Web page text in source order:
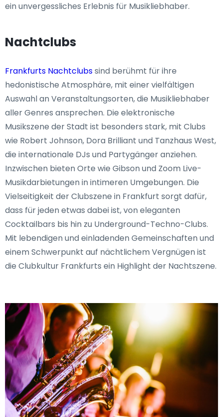
ein unvergessliches Erlebnis für Musikliebhaber.
Nachtclubs
Frankfurts Nachtclubssind berühmt für ihre
hedonistische Atmosphäre, mit einer vielfältigen
Auswahl an Veranstaltungsorten, die Musikliebhaber
aller Genres ansprechen. Die elektronische
Musikszene der Stadt ist besonders stark, mit Clubs
wie Robert Johnson, Dora Brilliant und Tanzhaus West,
die internationale DJs und Partygänger anziehen.
Inzwischen bieten Orte wie Gibson und Zoom Live-
Musikdarbietungen in intimeren Umgebungen. Die
Vielseitigkeit der Clubszene in Frankfurt sorgt dafür,
dass für jeden etwas dabei ist, von eleganten
Cocktailbars bis hin zu Underground-Techno-Clubs.
Mit lebendigen und einladenden Gemeinschaften und
einem Schwerpunkt auf nächtlichem Vergnügen ist
die Clubkultur Frankfurts ein Highlight der Nachtszene.